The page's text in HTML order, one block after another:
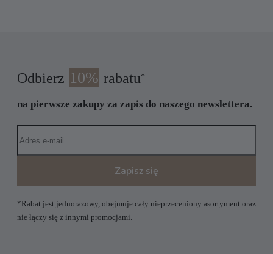
Odbierz 10% rabatu *
na pierwsze zakupy za zapis do naszego newslettera.
Zapisz się
*Rabat jest jednorazowy, obejmuje cały nieprzeceniony asortyment oraz
nie łączy się z innymi promocjami.